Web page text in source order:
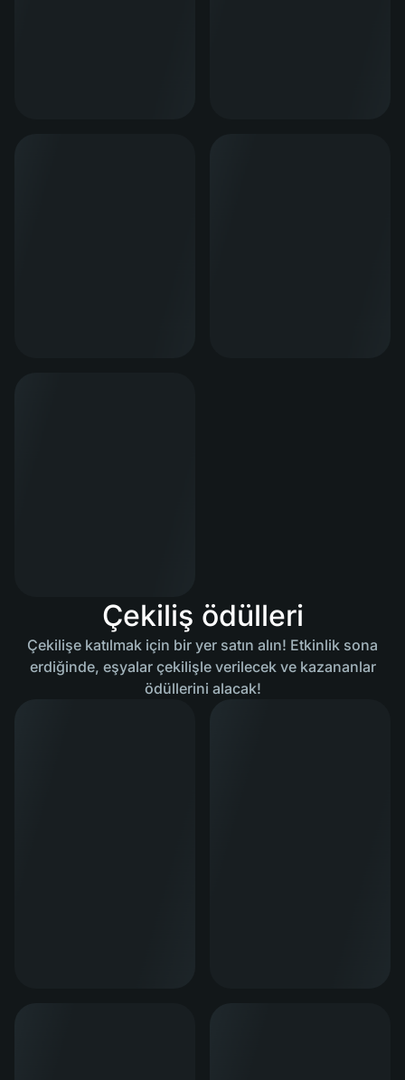
Çekiliş ödülleri
Çekilişe katılmak için bir yer satın alın! Etkinlik sona
erdiğinde, eşyalar çekilişle verilecek ve kazananlar
ödüllerini alacak!